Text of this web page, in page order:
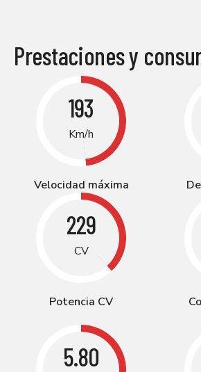
Prestaciones y
193
Km/h
Velocidad máxima
229
CV
Potencia CV
5.80